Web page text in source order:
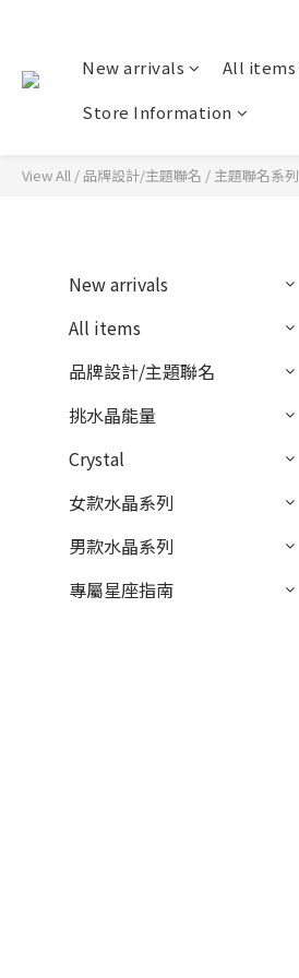
New arrivals All items
Store Information
View All / 品牌設計/主題聯名 / 主題聯名系列
New arrivals
All items
品牌設計/主題聯名
挑水晶能量
Crystal
女款水晶系列
男款水晶系列
專屬星座指南